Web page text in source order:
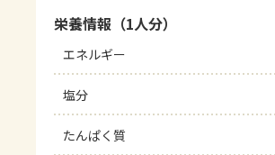
栄養情報（1人分）
エネルギー
塩分
たんぱく質